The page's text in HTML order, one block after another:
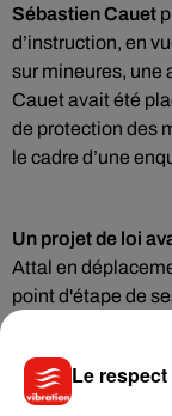
Sébastien Cauet
d’instruction, en
sur mineures, une
Cauet avait été
de protection des
le cadre d’une
Un projet de loi
Attal en
point d'étape de
mineurs. Le
en place d’une
à partir de 16 ans.
Le